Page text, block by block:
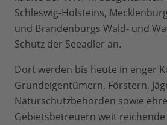
Schleswig-Holsteins,
und Brandenburgs Wald- und
Schutz der Seeadler an.
Dort werden bis heute in enger
Grundeigentümern, Förstern,
Naturschutzbehörden sowie
Gebietsbetreuern weit